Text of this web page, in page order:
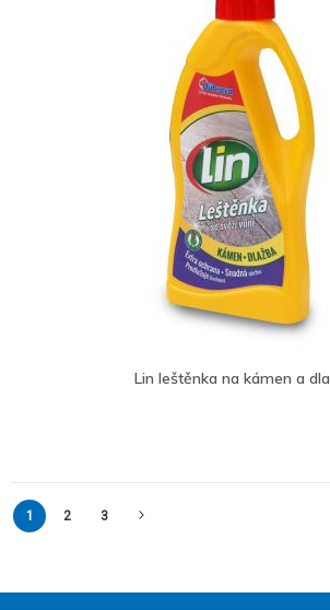
Lin leštěnka na kámen a
Stránka
Právě
si
prohlížíte
1
Stránka
2
Stránka
3